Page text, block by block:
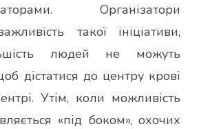
Організатори
такої ініціативи,
людей не можуть
дістатися до центру крові
Утім, коли можливість
«під боком», охочих